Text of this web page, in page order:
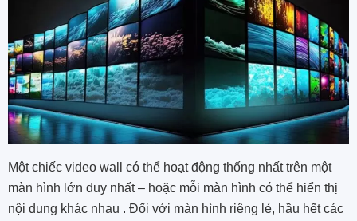
Một chiếc video wall có thể hoạt động thống nhất trên một
màn hình lớn duy nhất – hoặc mỗi màn hình có thể hiển thị
nội dung khác nhau . Đối với màn hình riêng lẻ, hầu hết các